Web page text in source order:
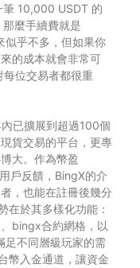
筆 10,000 USDT 的
麼手續費就是
乎不多，但如果你
的成本就會非常可
位交易者都很重
已擴展到超過100個
貨交易的平台，更專
大。作為幣盈
戶反饋，BingX的介
，也能在註冊後幾分
在於其多樣化功能：
bingx合約網格，以
不同層級玩家的需
幣入金通道，讓資金